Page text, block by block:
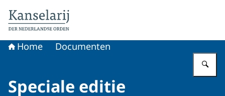
Home Documenten
Speciale editie